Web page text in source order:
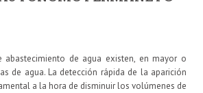
abastecimiento de agua existen, en mayor o
de agua. La detección rápida de la aparición
a la hora de disminuir los volúmenes de